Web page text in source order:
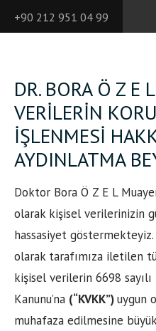
+90 212 951 04 99
DR. BORA Ö Z E
VERİLERİN
İŞLENMESİ
AYDINLATMA
Doktor Bora Ö Z E L
olarak kişisel verilerinizin
hassasiyet
olarak tarafımıza iletilen
kişisel verilerin 6698
Kanunu’na (“KVKK”)uygun
muhafaza edilmesine